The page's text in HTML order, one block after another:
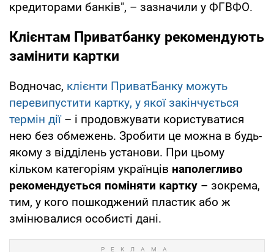
кредиторами банків", – зазначили у ФГВФО.
Клієнтам Приватбанку рекомендують
замінити картки
Водночас, клієнти ПриватБанку можуть
перевипустити картку, у якої закінчується
термін дії– і продовжувати користуватися
нею без обмежень. Зробити це можна в будь-
якому з відділень установи. При цьому
кільком категоріям українців наполегливо
рекомендується поміняти картку – зокрема,
тим, у кого пошкоджений пластик або ж
змінювалися особисті дані.